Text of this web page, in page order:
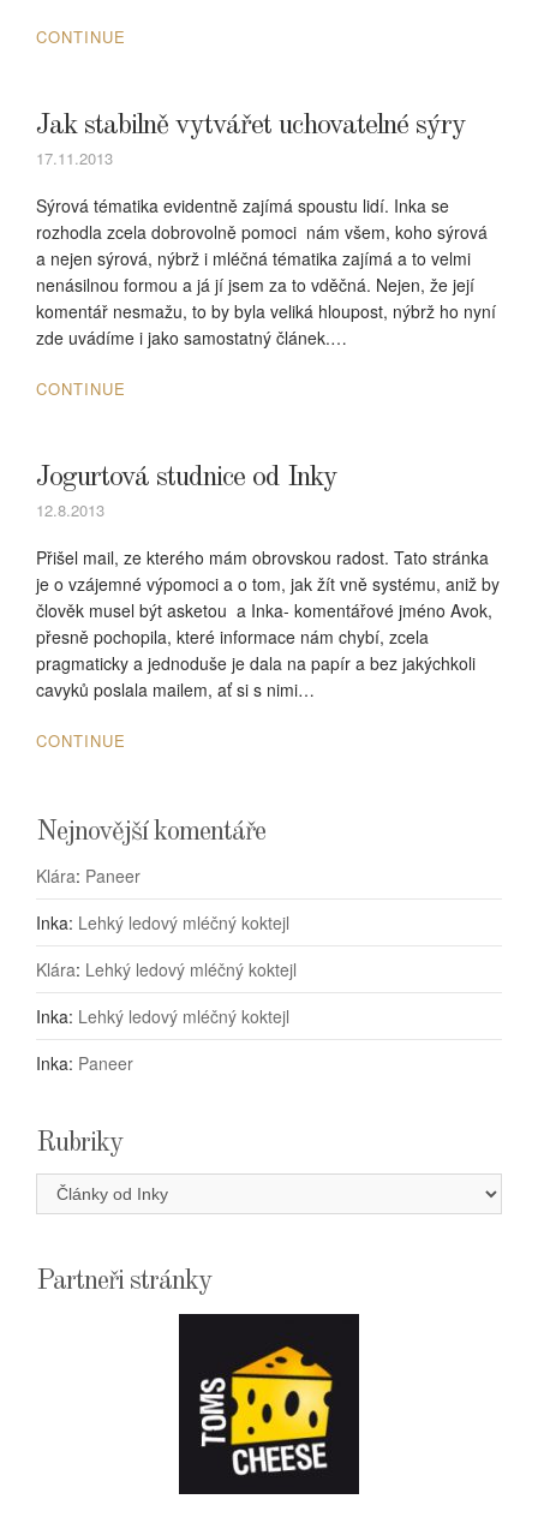
CONTINUE
Jak stabilně vytvářet uchovatelné sýry
17.11.2013
Sýrová tématika evidentně zajímá spoustu lidí. Inka se
rozhodla zcela dobrovolně pomoci nám všem, koho sýrová
a nejen sýrová, nýbrž i mléčná tématika zajímá a to velmi
nenásilnou formou a já jí jsem za to vděčná. Nejen, že její
komentář nesmažu, to by byla veliká hloupost, nýbrž ho nyní
zde uvádíme i jako samostatný článek.…
CONTINUE
Jogurtová studnice od Inky
12.8.2013
Přišel mail, ze kterého mám obrovskou radost. Tato stránka
je o vzájemné výpomoci a o tom, jak žít vně systému, aniž by
člověk musel být asketou a Inka- komentářové jméno Avok,
přesně pochopila, které informace nám chybí, zcela
pragmaticky a jednoduše je dala na papír a bez jakýchkoli
cavyků poslala mailem, ať si s nimi…
CONTINUE
Nejnovější komentáře
Klára: Paneer
Inka: Lehký ledový mléčný koktejl
Klára: Lehký ledový mléčný koktejl
Inka: Lehký ledový mléčný koktejl
Inka: Paneer
Rubriky
Rubriky
Partneři stránky